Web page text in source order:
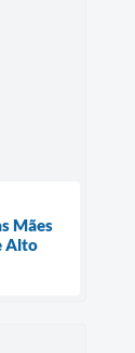
Mães
Alto